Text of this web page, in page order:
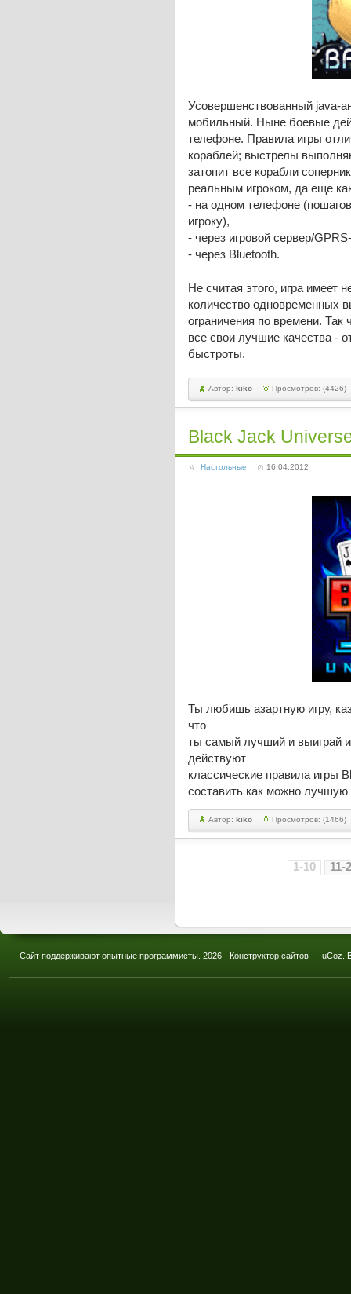
Усовершенствованный java-
мобильный. Ныне боевые
телефоне. Правила игры
кораблей; выстрелы
затопит все корабли
реальным игроком, да еще
- на одном телефоне
игроку),
- через игровой сервер/
- через Bluetooth.
Не считая этого, игра имеет
количество одновременных
ограничения по времени.
все свои лучшие качества -
быстроты.
Автор: kiko Просмотров: (4426)
Black Jack
Настольные 16.04.2012
Ты любишь азартную игру,
что
ты самый лучший и выиграй
действуют
классические правила игры
составить как можно
Автор: kiko Просмотров: (1466)
1-10 11-
Сайт поддерживают опытные программисты. 2026 - Конструктор сайтов — uCoz .